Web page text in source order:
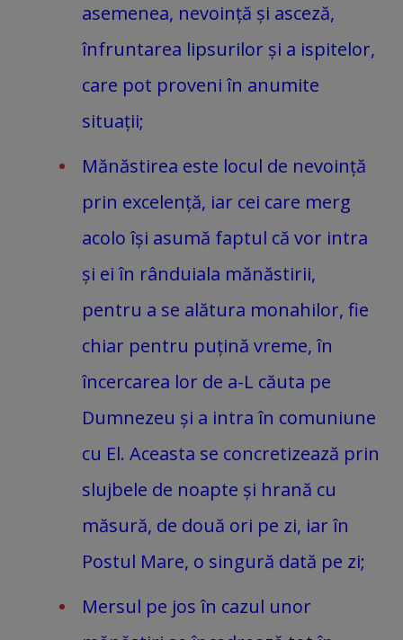
asemenea, nevoință și asceză,
înfruntarea lipsurilor și a ispitelor,
care pot proveni în anumite
situații;
Mănăstirea este locul de nevoință
prin excelență, iar cei care merg
acolo își asumă faptul că vor intra
și ei în rânduiala mănăstirii,
pentru a se alătura monahilor, fie
chiar pentru puțină vreme, în
încercarea lor de a-L căuta pe
Dumnezeu și a intra în comuniune
cu El. Aceasta se concretizează prin
slujbele de noapte și hrană cu
măsură, de două ori pe zi, iar în
Postul Mare, o singură dată pe zi;
Mersul pe jos în cazul unor